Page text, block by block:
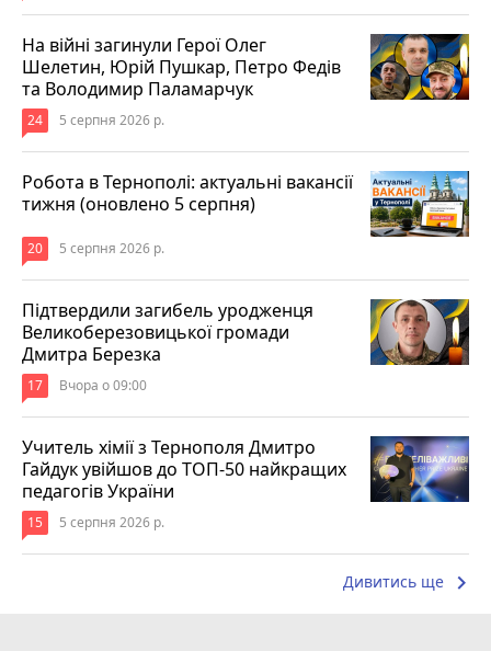
На війні загинули Герої Олег
Шелетин, Юрій Пушкар, Петро Федів
та Володимир Паламарчук
24 5 серпня 2026 р.
Робота в Тернополі: актуальні вакансії
тижня (оновлено 5 серпня)
20 5 серпня 2026 р.
Підтвердили загибель уродженця
Великоберезовицької громади
Дмитра Березка
17 Вчора о 09:00
Учитель хімії з Тернополя Дмитро
Гайдук увійшов до ТОП-50 найкращих
педагогів України
15 5 серпня 2026 р.
Дивитись ще keyboard_arrow_right